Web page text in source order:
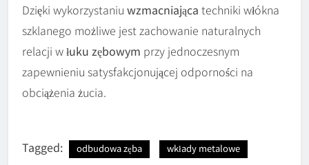
Dzięki wykorzystaniu wzmacniająca techniki włókna
szklanego możliwe jest zachowanie naturalnych
relacji włuku zębowym przy jednoczesnym
zapewnieniu satysfakcjonującej odporności na
obciążenia żucia.
Tagged: odbudowa zęba
wkłady metalowe